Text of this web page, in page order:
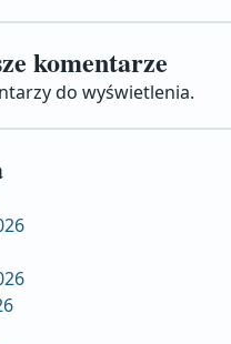
komentarze
do wyświetlenia.